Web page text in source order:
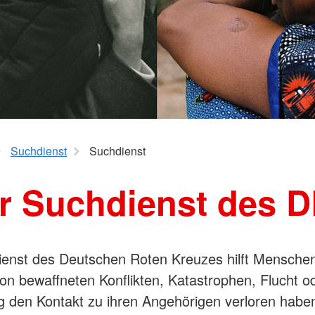
Kleider-Kammern
Kleider-Behälter
Bildungszentrum
DRK-Servicezentrum
am Kind.
Suchdienst Suchdienst
Suchdienst des
des Deutschen Roten Kreuzes hilft
bewaffneten Konflikten, Katastrophen, Flucht
den Kontakt zu ihren Angehörigen verloren